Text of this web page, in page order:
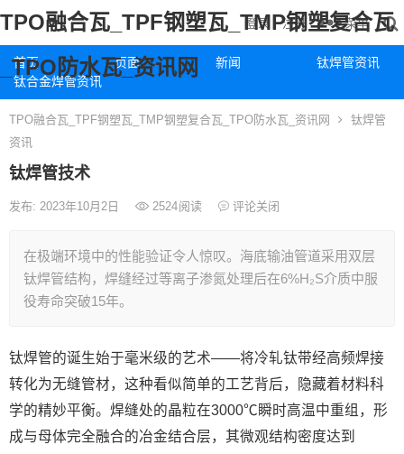
TPO融合瓦_TPF钢塑瓦_TMP钢塑复合瓦
_TPO防水瓦_资讯网
首页 页面 新闻
钛焊管资讯
钛合金焊管资讯
登录 注册 菜单
TPO融合瓦_TPF钢塑瓦_TMP钢塑复合瓦_TPO防水瓦_资讯网
钛焊管
资讯
钛焊管技术
发布: 2023年10月2日 2524阅读 评论关闭
在极端环境中的性能验证令人惊叹。海底输油管道采用双层
钛焊管结构，焊缝经过等离子渗氮处理后在6%H₂S介质中服
役寿命突破15年。
钛焊管的诞生始于毫米级的艺术——将冷轧钛带经高频焊接
转化为无缝管材，这种看似简单的工艺背后，隐藏着材料科
学的精妙平衡。焊缝处的晶粒在3000℃瞬时高温中重组，形
成与母体完全融合的冶金结合层，其微观结构密度达到